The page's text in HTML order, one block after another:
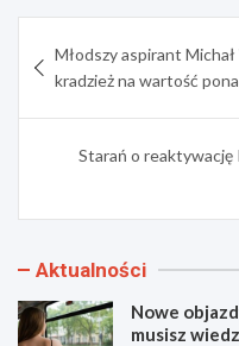
wpisu
Młodszy aspirant
kradzież na wartość
Starań o
Aktualności
Nowe
musisz